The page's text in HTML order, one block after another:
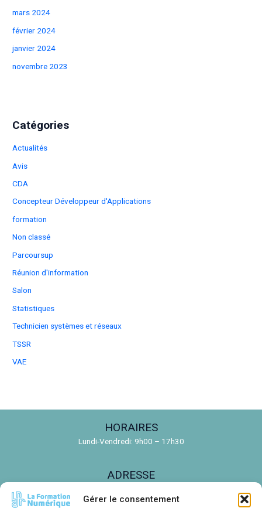
Gérer le consentement
mars 2024
février 2024
janvier 2024
novembre 2023
Catégories
Actualités
Avis
CDA
Concepteur Développeur d'Applications
formation
Non classé
Parcoursup
Réunion d'information
Salon
Statistiques
Technicien systèmes et réseaux
TSSR
VAE
HORAIRES
Lundi-Vendredi: 9h00 – 17h30
ADRESSE